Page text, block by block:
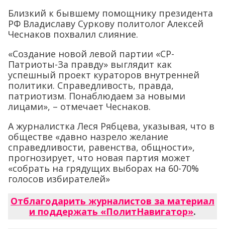
Близкий к бывшему помощнику президента
РФ Владиславу Суркову политолог Алексей
Чеснаков похвалил слияние.
«Создание новой левой партии «СР-
Патриоты-За правду» выглядит как
успешный проект кураторов внутренней
политики. Справедливость, правда,
патриотизм. Понаблюдаем за новыми
лицами», – отмечает Чеснаков.
А журналистка Леся Рябцева, указывая, что в
обществе «давно назрело желание
справедливости, равенства, общности»,
прогнозирует, что новая партия может
«собрать на грядущих выборах на 60-70%
голосов избирателей»
Отблагодарить журналистов за материал
и поддержать «ПолитНавигатор».